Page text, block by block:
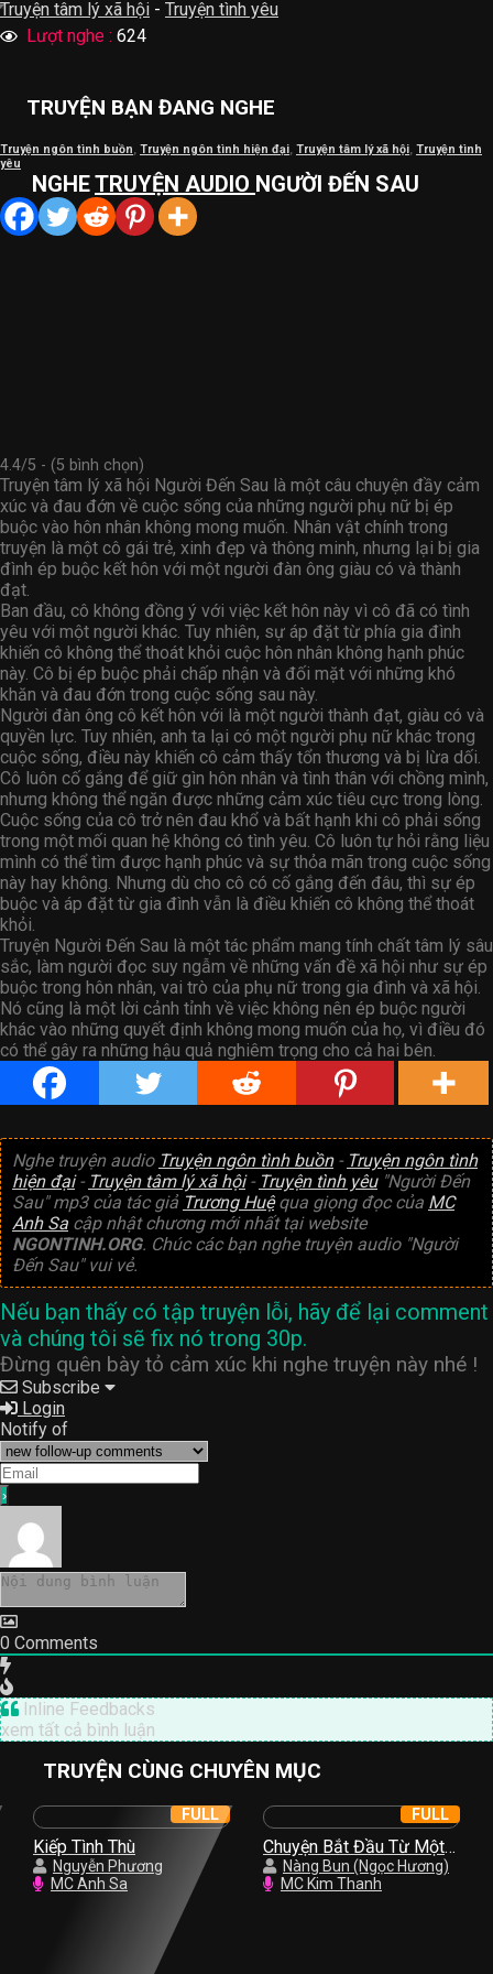
Truyện tâm lý xã hội - Truyện tình yêu
Lượt nghe : 624
TRUYỆN BẠN ĐANG NGHE
Truyện ngôn tình buồn, Truyện ngôn tình hiện đại, Truyện tâm lý xã hội, Truyện tình
yêu
NGHETRUYỆN AUDIO NGƯỜI ĐẾN SAU
4.4/5 - (5 bình chọn)
Truyện tâm lý xã hội Người Đến Sau là một câu chuyện đầy cảm
xúc và đau đớn về cuộc sống của những người phụ nữ bị ép
buộc vào hôn nhân không mong muốn. Nhân vật chính trong
truyện là một cô gái trẻ, xinh đẹp và thông minh, nhưng lại bị gia
đình ép buộc kết hôn với một người đàn ông giàu có và thành
đạt.
Ban đầu, cô không đồng ý với việc kết hôn này vì cô đã có tình
yêu với một người khác. Tuy nhiên, sự áp đặt từ phía gia đình
khiến cô không thể thoát khỏi cuộc hôn nhân không hạnh phúc
này. Cô bị ép buộc phải chấp nhận và đối mặt với những khó
khăn và đau đớn trong cuộc sống sau này.
Người đàn ông cô kết hôn với là một người thành đạt, giàu có và
quyền lực. Tuy nhiên, anh ta lại có một người phụ nữ khác trong
cuộc sống, điều này khiến cô cảm thấy tổn thương và bị lừa dối.
Cô luôn cố gắng để giữ gìn hôn nhân và tình thân với chồng mình,
nhưng không thể ngăn được những cảm xúc tiêu cực trong lòng.
Cuộc sống của cô trở nên đau khổ và bất hạnh khi cô phải sống
trong một mối quan hệ không có tình yêu. Cô luôn tự hỏi rằng liệu
mình có thể tìm được hạnh phúc và sự thỏa mãn trong cuộc sống
này hay không. Nhưng dù cho cô có cố gắng đến đâu, thì sự ép
buộc và áp đặt từ gia đình vẫn là điều khiến cô không thể thoát
khỏi.
Truyện Người Đến Sau là một tác phẩm mang tính chất tâm lý sâu
sắc, làm người đọc suy ngẫm về những vấn đề xã hội như sự ép
buộc trong hôn nhân, vai trò của phụ nữ trong gia đình và xã hội.
Nó cũng là một lời cảnh tỉnh về việc không nên ép buộc người
khác vào những quyết định không mong muốn của họ, vì điều đó
có thể gây ra những hậu quả nghiêm trọng cho cả hai bên.
Nghe truyện audio Truyện ngôn tình buồn- Truyện ngôn tình
hiện đại- Truyện tâm lý xã hội- Truyện tình yêu"Người Đến
Sau" mp3 của tác giả Trương Huệqua giọng đọc của MC
Anh Sa cập nhật chương mới nhất tại website
NGONTINH.ORG. Chúc các bạn nghe truyện audio "Người
Đến Sau" vui vẻ.
Nếu bạn thấy có tập truyện lỗi, hãy để lại comment
và chúng tôi sẽ fix nó trong 30p.
Đừng quên bày tỏ cảm xúc khi nghe truyện này nhé !
Subscribe
Login
Notify of
0 Comments
Inline Feedbacks
xem tất cả bình luận
TRUYỆN CÙNG CHUYÊN MỤC
Kiếp Tình Thù
Nguyễn Phương
MC Anh Sa
FULL
Chuyện Bắt Đầu Từ Một
Nụ Hồng
Nàng Bun (Ngọc Hương)
MC Kim Thanh
FULL